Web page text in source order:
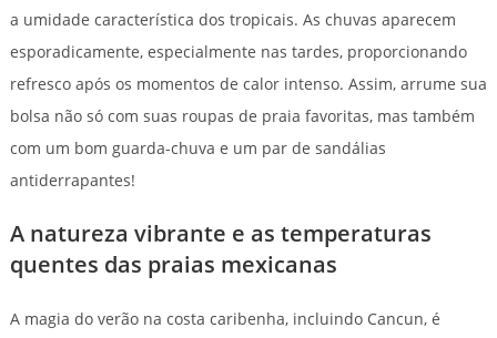
a umidade característica dos tropicais. As chuvas aparecem
esporadicamente, especialmente nas tardes, proporcionando
refresco após os momentos de calor intenso. Assim, arrume sua
bolsa não só com suas roupas de praia favoritas, mas também
com um bom guarda-chuva e um par de sandálias
antiderrapantes!
A natureza vibrante e as temperaturas
quentes das praias mexicanas
A magia do verão na costa caribenha, incluindo Cancun, é